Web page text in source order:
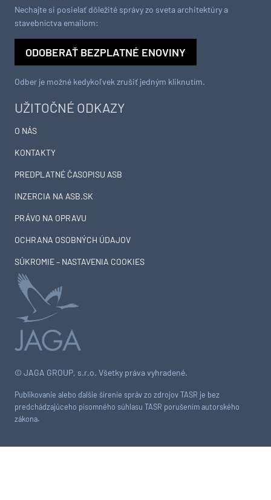
© JAGA GROUP, s.r.o. Všetky práva vyhradené.
Publikovanie alebo ďalšie šírenie správ zo zdrojov TASR je bez
predchádzajúceho písomného súhlasu TASR porušením autorského
zákona.
UŽITOČNÉ ODKAZY
O NÁS
KONTAKTY
PREDPLATNÉ ČASOPISU ASB
INZERCIA NA ASB.SK
PRÁVO NA OPRAVU
OCHRANA OSOBNÝCH ÚDAJOV
SÚKROMIE – NASTAVENIA COOKIES
Nechajte si posielať dôležité správy zo sveta architektúry a
stavebníctva emailom:
ODOBERAŤ BEZPLATNÉ ENOVINY
Odber je možné kedykoľvek zrušiť jedným kliknutím.